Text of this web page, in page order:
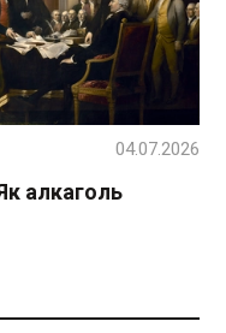
алкаголь
04.07.2026